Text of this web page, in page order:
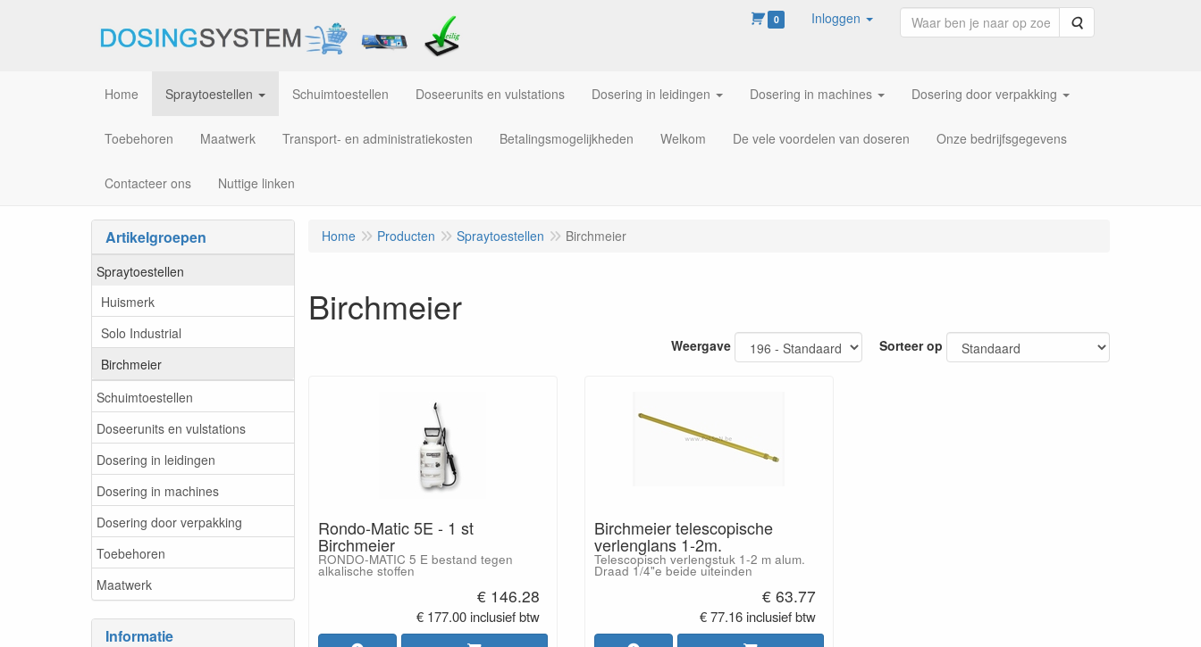
0 Inloggen Zoeken
Home Spraytoestellen Schuimtoestellen Doseerunits en vulstations Dosering in leidingen Dosering in machines Dosering door verpakking
Toebehoren Maatwerk Transport- en administratiekosten Betalingsmogelijkheden Welkom De vele voordelen van doseren Onze bedrijfsgegevens
Contacteer ons Nuttige linken
Artikelgroepen
Spraytoestellen
Huismerk
Solo Industrial
Birchmeier
Schuimtoestellen
Doseerunits en vulstations
Dosering in leidingen
Dosering in machines
Dosering door verpakking
Toebehoren
Maatwerk
Informatie
Home Producten Spraytoestellen Birchmeier
Birchmeier
Weergave Sorteer op
Rondo-Matic 5E - 1 st
Birchmeier
RONDO-MATIC 5 E bestand tegen
alkalische stoffen
€ 146.28
€ 177.00 inclusief btw
Birchmeier telescopische
verlenglans 1-2m.
Telescopisch verlengstuk 1-2 m alum.
Draad 1/4"e beide uiteinden
€ 63.77
€ 77.16 inclusief btw